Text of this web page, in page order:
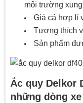
môi trường
Giá cả hợp lí
Tương thích
Sản phẩm
Ắc quy Delkor
những dòng